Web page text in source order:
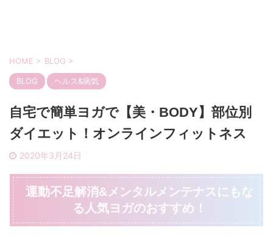
HOME > BLOG >
BLOG ヘルス&病気
自宅で簡単ヨガで【美・BODY】部位別
ダイエット！オンラインフィットネス
2020年3月24日
運動不足解消&メンタルメンテナスにもな
る人気ヨガのおすすめ！